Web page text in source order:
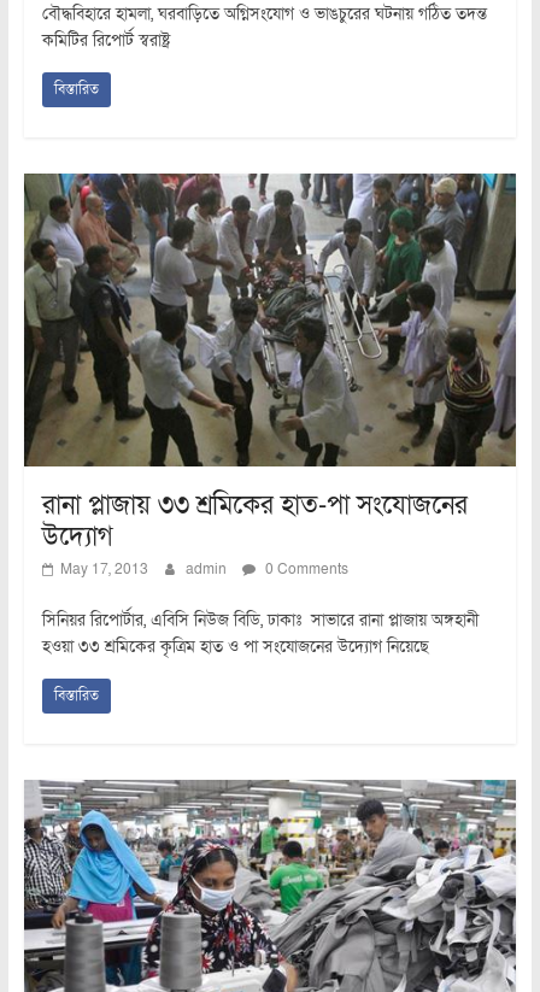
বৌদ্ধবিহারে হামলা, ঘরবাড়িতে অগ্নিসংযোগ ও ভাঙচুরের ঘটনায় গঠিত তদন্ত
কমিটির রিপোর্ট স্বরাষ্ট্র
বিস্তারিত
রানা প্লাজায় ৩৩ শ্রমিকের হাত-পা সংযোজনের
উদ্যোগ
May 17, 2013 admin 0 Comments
সিনিয়র রিপোর্টার, এবিসি নিউজ বিডি, ঢাকাঃ সাভারে রানা প্লাজায় অঙ্গহানী
হওয়া ৩৩ শ্রমিকের কৃত্রিম হাত ও পা সংযোজনের উদ্যোগ নিয়েছে
বিস্তারিত